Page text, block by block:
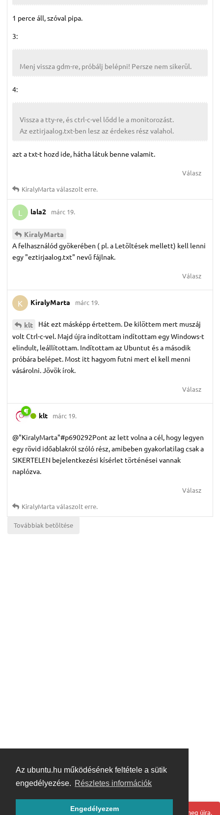
Az ubuntu.hu működésének feltétele a sütik
engedélyezése. Részletes információk
Engedélyezem
1 perce áll, szóval pipa.
3:
Menj vissza gdm-re, próbálj belépni! Persze nem sikerül.
4:
Vissza a tty-re, és ctrl-c-vel lődd le a monitorozást.
Az eztirjaalog.txt-ben lesz az érdekes rész valahol.
azt a txt-t hozd ide, hátha látuk benne valamit.
Válasz
KiralyMarta válaszolt erre.
L lala2 márc 19.
KiralyMarta
A felhasználód gyökerében ( pl. a Letöltések mellett) kell lenni
egy "eztirjaalog.txt" nevű fájlnak.
Válasz
K KiralyMarta márc 19.
klt
Hát ezt másképp értettem. De kilöttem mert muszáj
volt Ctrl-c-vel. Majd újra indítottam indítottam egy Windows-t
elindult, leállítottam. Indítottam az Ubuntut és a második
próbára belépet. Most itt hagyom futni mert el kell menni
vásárolni. Jövök írok.
Válasz
klt márc 19.
@"KiralyMarta"#p690292Pont az lett volna a cél, hogy legyen
egy rövid időablakról szóló rész, amibeben gyakorlatilag csak a
SIKERTELEN bejelentkezési kísérlet történései vannak
naplózva.
Válasz
KiralyMarta válaszolt erre.
Továbbiak betöltése
Hoppá! Valami hiba történt. Frissítse az oldalt és próbálja meg újra.